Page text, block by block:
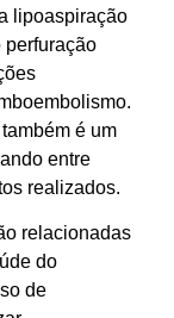
lipoaspiração
perfuração
é um
entre
realizados.
relacionadas
do
de